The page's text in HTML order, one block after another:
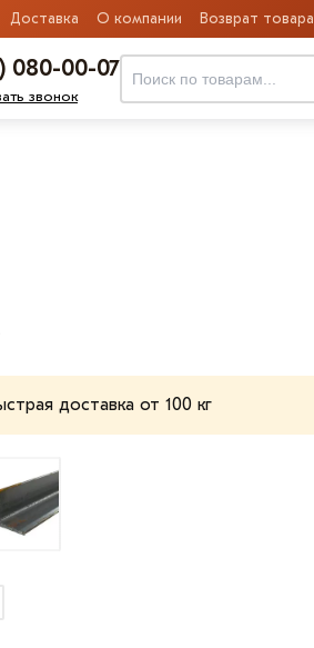
Доставка О компании Возврат товара
080-00-07
звонок
доставка от 100 кг